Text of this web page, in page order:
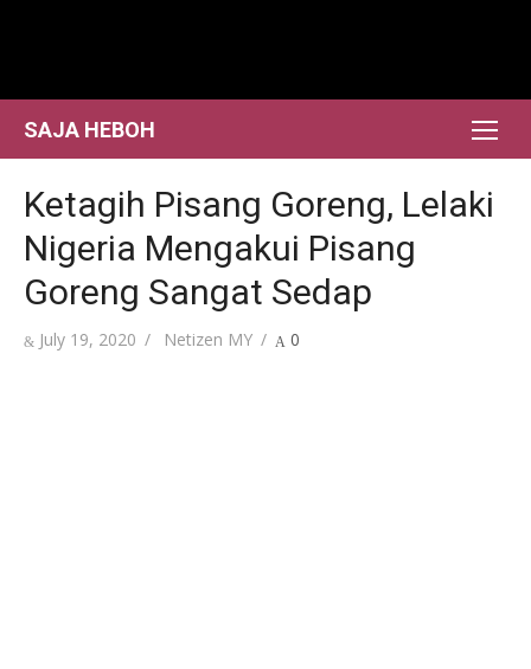
SAJA HEBOH
Ketagih Pisang Goreng, Lelaki
Nigeria Mengakui Pisang
Goreng Sangat Sedap
Posted
July 19, 2020 Author
Netizen MY 0